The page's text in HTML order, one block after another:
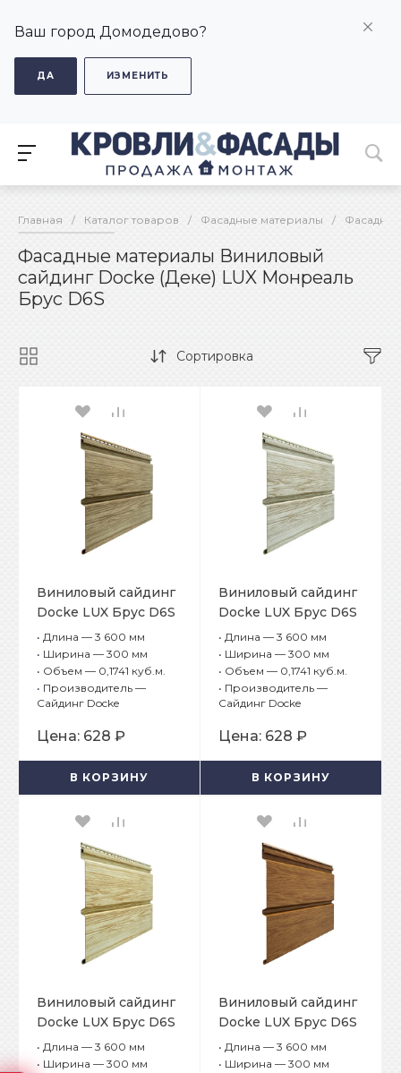
Ваш город Домодедово?
ДА ИЗМЕНИТЬ
Главная / Каталог товаров / Фасадные материалы /
Фасадные материалы Виниловый
сайдинг Docke (Деке) LUX Монреаль
Брус D6S
Сортировка
Виниловый сайдинг
Docke LUX Брус D6S
Кедр
• Длина — 3 600 мм
• Ширина — 300 мм
• Объем — 0,1741 куб.м.
• Производитель —
Сайдинг Docke
Цена: 628 ₽
В КОРЗИНУ
Виниловый сайдинг
Docke LUX Брус D6S
Орех
• Длина — 3 600 мм
• Ширина — 300 мм
• Объем — 0,1741 куб.м.
• Производитель —
Сайдинг Docke
Цена: 628 ₽
В КОРЗИНУ
Виниловый сайдинг
Docke LUX Брус D6S
Рябина
• Длина — 3 600 мм
• Ширина — 300 мм
Виниловый сайдинг
Docke LUX Брус D6S
Миндаль
• Длина — 3 600 мм
• Ширина — 300 мм